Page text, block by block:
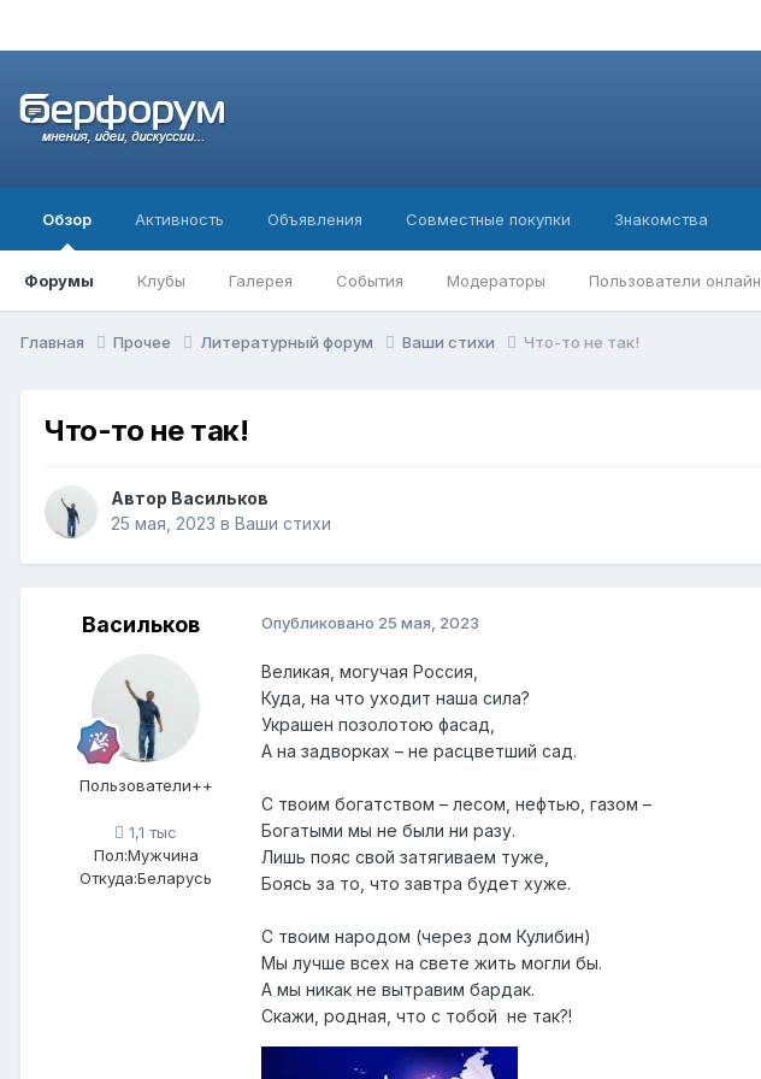
Обзор
Форумы Клубы Галерея События Модераторы Пользователи онлайн
Активность Объявления Совместные покупки Знакомства
Главная Прочее Литературный форум Ваши стихи Что-то не так!
Что-то не так!
Автор Васильков
25 мая, 2023 в Ваши стихи
Васильков
Пользователи++
1,1 тыс
Пол:Мужчина
Откуда:Беларусь
Опубликовано 25 мая, 2023
Великая, могучая Россия,
Куда, на что уходит наша сила?
Украшен позолотою фасад,
А на задворках – не расцветший сад.
С твоим богатством – лесом, нефтью, газом –
Богатыми мы не были ни разу.
Лишь пояс свой затягиваем туже,
Боясь за то, что завтра будет хуже.
С твоим народом (через дом Кулибин)
Мы лучше всех на свете жить могли бы.
А мы никак не вытравим бардак.
Скажи, родная, что с тобой не так?!